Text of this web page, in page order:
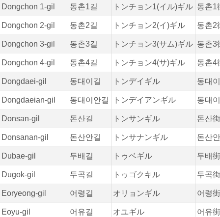
Dongchon 1-gil 동촌1길 トンチョン1(イル)ギル 동촌1
Dongchon 2-gil 동촌2길 トンチョン2(イ)ギル 동촌2
Dongchon 3-gil 동촌3길 トンチョン3(サム)ギル 동촌3
Dongchon 4-gil 동촌4길 トンチョン4(サ)ギル 동촌4
Dongdaei-gil 동대이길 トンデイギル 동대
Dongdaeian-gil 동대이안길 トンデイアンギル 동대
Donsan-gil 돈산길 トンサンギル 돈산
Donsanan-gil 돈산안길 トンサナンギル 돈산
Dubae-gil 두배길 トゥベギル 두배
Dugok-gil 두곡길 トゥゴクキル 두곡
Eoryeong-gil 어령길 オリョンギル 어령
Eoyu-gil 어유길 オユギル 어유